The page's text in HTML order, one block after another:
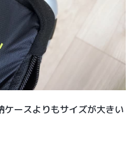
ースよりもサイズが大きい